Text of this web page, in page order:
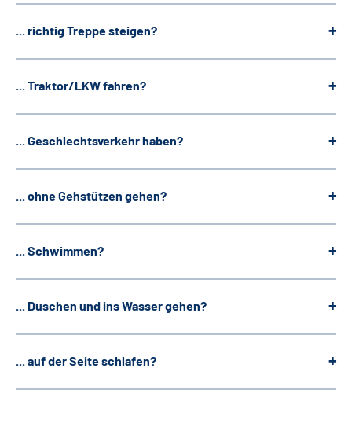
... richtig Treppe steigen?
... Traktor/LKW fahren?
... Geschlechtsverkehr haben?
... ohne Gehstützen gehen?
... Schwimmen?
... Duschen und ins Wasser gehen?
... auf der Seite schlafen?